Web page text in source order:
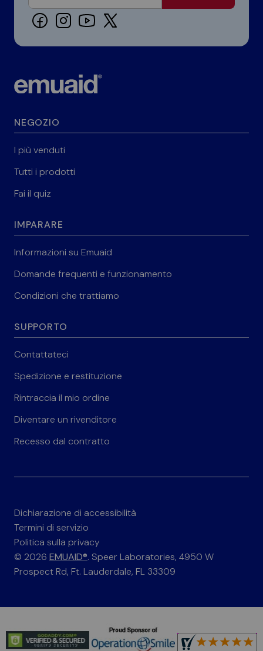
NEGOZIO
I più venduti
Tutti i prodotti
Fai il quiz
IMPARARE
Informazioni su Emuaid
Domande frequenti e funzionamento
Condizioni che trattiamo
SUPPORTO
Contattateci
Spedizione e restituzione
Rintraccia il mio ordine
Diventare un rivenditore
Recesso dal contratto
Dichiarazione di accessibilità
Termini di servizio
Politica sulla privacy
© 2026 EMUAID®. Speer Laboratories, 4950 W
Prospect Rd, Ft. Lauderdale, FL 33309